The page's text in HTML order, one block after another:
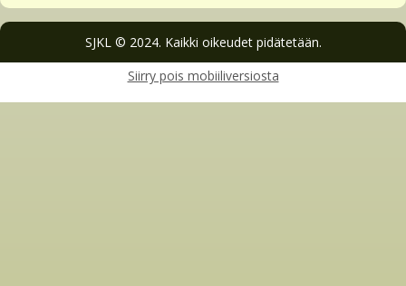
SJKL © 2024. Kaikki oikeudet pidätetään.
Siirry pois mobiiliversiosta